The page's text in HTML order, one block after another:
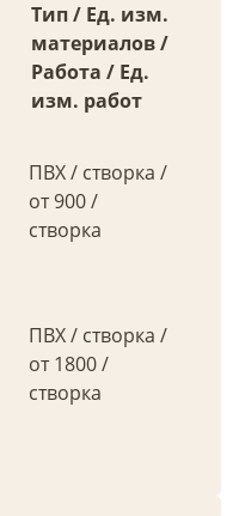
Тип / Ед. изм.
материалов /
Работа / Ед.
изм. работ
ПВХ / створка /
от 900 /
створка
ПВХ / створка /
от 1800 /
створка